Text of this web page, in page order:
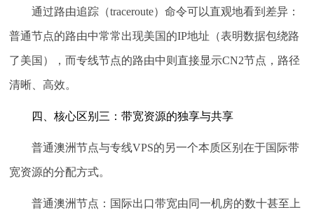
通过路由追踪（traceroute）命令可以直观地看到差异：
普通节点的路由中常常出现美国的IP地址（表明数据包绕路
了美国），而专线节点的路由中则直接显示CN2节点，路径
清晰、高效。
四、核心区别三：带宽资源的独享与共享
普通澳洲节点与专线VPS的另一个本质区别在于国际带
宽资源的分配方式。
普通澳洲节点： 国际出口带宽由同一机房的数十甚至上